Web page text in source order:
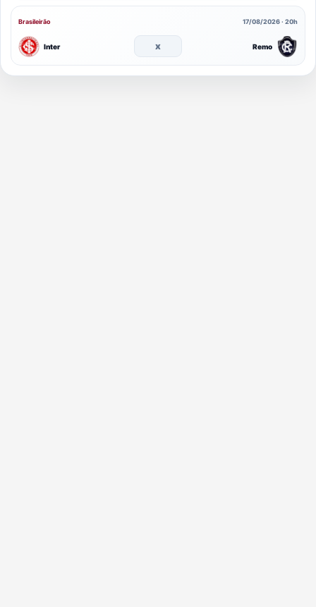
Brasileirão 17/08/2026 · 20h
Inter x Remo